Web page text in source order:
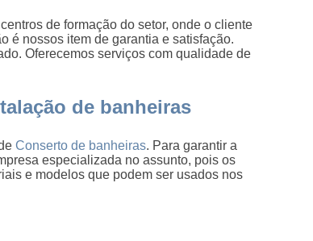
de formação do setor, onde o cliente
é nossos item de garantia e satisfação.
Oferecemos serviços com qualidade de
de banheiras
Conserto de banheiras. Para garantir a
especializada no assunto, pois os
e modelos que podem ser usados nos